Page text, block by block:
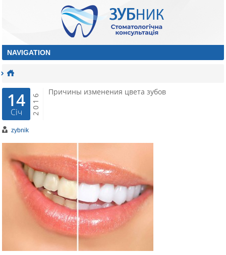
14
Січ 2016 Причины изменения цвета зубов
zybnik